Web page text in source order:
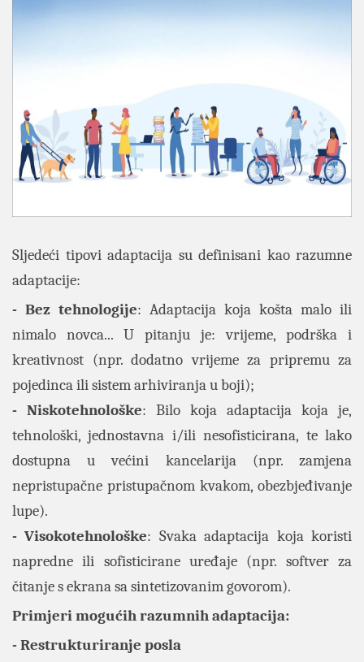
Sljedeći tipovi adaptacija su definisani kao razumne
adaptacije:
- Bez tehnologije: Adaptacija koja košta malo ili
nimalo novca... U pitanju je: vrijeme, podrška i
kreativnost (npr. dodatno vrijeme za pripremu za
pojedinca ili sistem arhiviranja u boji);
- Niskotehnološke: Bilo koja adaptacija koja je,
tehnološki, jednostavna i/ili nesofisticirana, te lako
dostupna u većini kancelarija (npr. zamjena
nepristupačne pristupačnom kvakom, obezbjeđivanje
lupe).
- Visokotehnološke: Svaka adaptacija koja koristi
napredne ili sofisticirane uređaje (npr. softver za
čitanje s ekrana sa sintetizovanim govorom).
Primjeri mogućih razumnih adaptacija:
- Restrukturiranje posla